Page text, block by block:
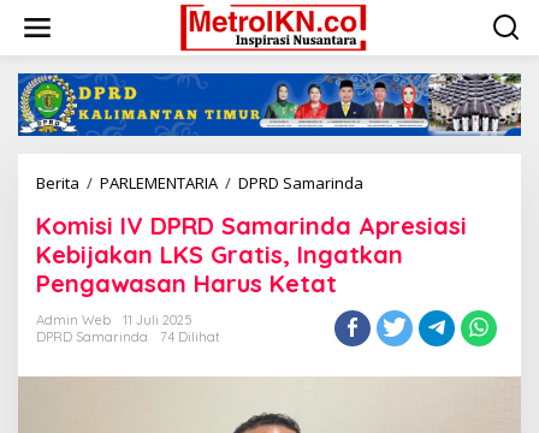
konten
Berita / PARLEMENTARIA / DPRD Samarinda
DPRD
Samarinda
Apresiasi
LKS
Gratis,
Pengawasan
Komisi IV DPRD Samarinda Apresiasi
Kebijakan LKS Gratis, Ingatkan
Pengawasan Harus Ketat
Admin Web
11 Juli 2025
DPRD Samarinda
74 Dilihat